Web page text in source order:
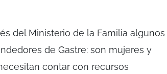
del Ministerio de la Familia algunos
de Gastre: son mujeres y
contar con recursos